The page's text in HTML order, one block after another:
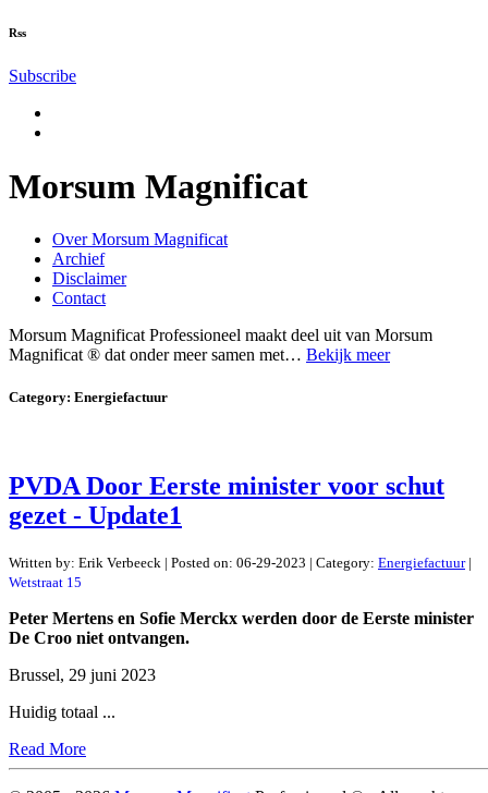
Rss
Subscribe
Morsum Magnificat
Over Morsum Magnificat
Archief
Disclaimer
Contact
Morsum Magnificat Professioneel maakt deel uit van Morsum
Magnificat ® dat onder meer samen met… Bekijk meer
Category: Energiefactuur
PVDA Door Eerste minister voor schut
gezet - Update1
Written by: Erik Verbeeck | Posted on: 06-29-2023 | Category: Energiefactuur|
Wetstraat 15
Peter Mertens en Sofie Merckx werden door de Eerste minister
De Croo niet ontvangen.
Brussel, 29 juni 2023
Huidig totaal ...
Read More